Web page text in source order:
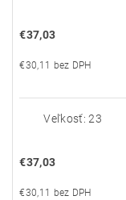
€37,03
€30,11 bez DPH
Veľkosť: 23
€37,03
€30,11 bez DPH